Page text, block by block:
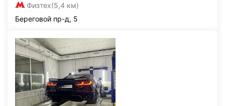
Физтех(5,4 км)
Береговой пр-д, 5